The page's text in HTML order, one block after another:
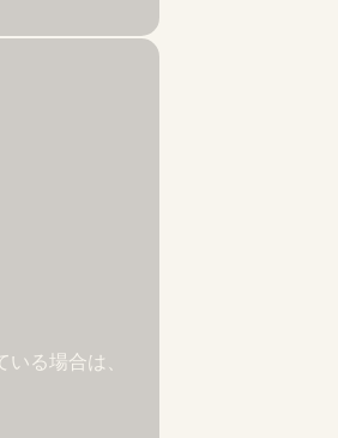
る場合は、